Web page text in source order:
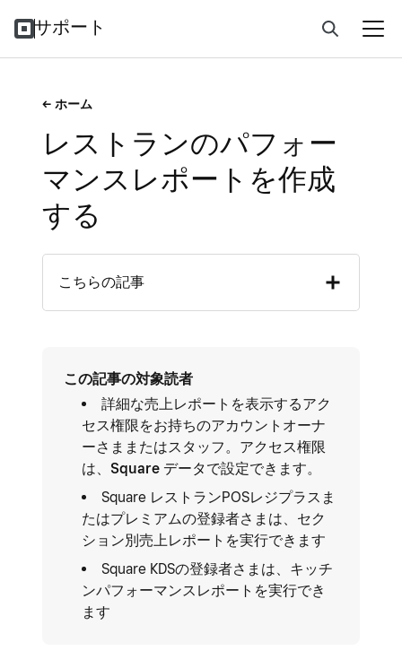
サポート
ホーム
レストランのパフォー
マンスレポートを作成
する
こちらの記事
この記事の対象読者
詳細な売上レポートを表示するアク
セス権限をお持ちのアカウントオーナ
ーさままたはスタッフ。アクセス権限
は、 Square データで設定できます。
Square レストランPOSレジプラスま
たはプレミアムの登録者さまは、セク
ション別売上レポートを実行できます
Square KDSの登録者さまは、キッチ
ンパフォーマンスレポートを実行でき
ます